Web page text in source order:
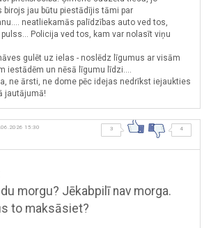
birojs jau būtu piestādījis tāmi par
neatliekamās palīdzības auto ved tos,
pulss... Policija ved tos, kam var nolasīt viņu
gulēt uz ielas - noslēdz līgumus ar visām
iestādēm un nēsā līgumu līdzi....
ne ārsti, ne dome pēc idejas nedrīkst iejaukties
jautājumā!
15:30 3 4
morgu? Jēkabpilī nav morga.
to maksāsiet?